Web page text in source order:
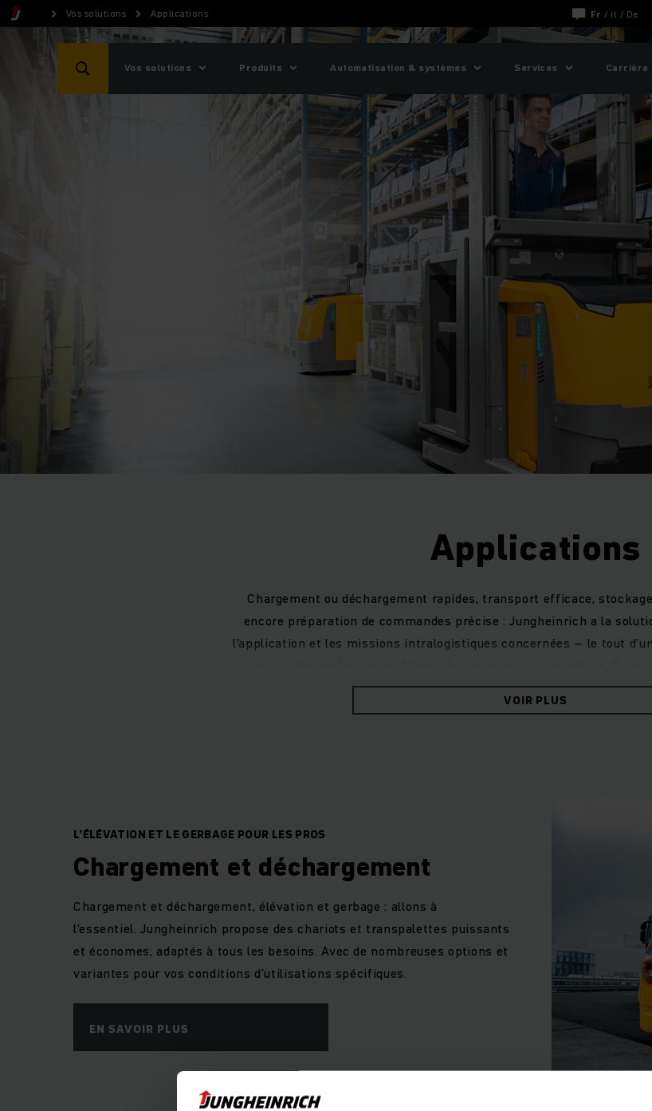
Vos solutions Applications Fr / It / De
Vos solutions Produits Automatisation & systèmes Services Carrière
Applications
Chargement ou déchargement rapides, transport efficace,
encore préparation de commandes précise : Jungheinrich a la
l'application et les missions intralogistiques concernées – le tout
d’entrepôt est différent, et des adaptations individuelles permettent
de l’efficacité et de la productivité. Un levier particulièrement
VOIR PLUS
L’ÉLÉVATION ET LE GERBAGE POUR LES PROS
Chargement et déchargement
Chargement et déchargement, élévation et gerbage : allons à
l’essentiel. Jungheinrich propose des chariots et transpalettes puissants
et économes, adaptés à tous les besoins. Avec de nombreuses options et
variantes pour vos conditions d’utilisations spécifiques.
EN SAVOIR PLUS